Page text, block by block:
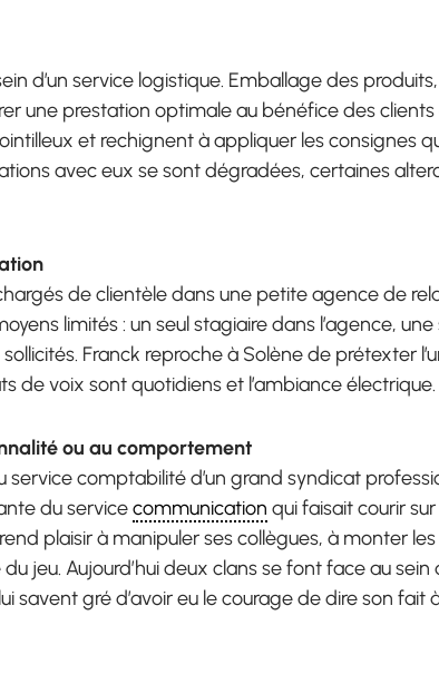
d’un service logistique. Emballage des
une prestation optimale au bénéfice des
et rechignent à appliquer les consignes
avec eux se sont dégradées, certaines
de clientèle dans une petite agence de
limités : un seul stagiaire dans l’agence,
Franck reproche à Solène de prétexter
de voix sont quotidiens et l’ambiance électrique.
ou au comportement
service comptabilité d’un grand syndicat
du servicecommunication qui faisait courir
plaisir à manipuler ses collègues, à monter
jeu. Aujourd’hui deux clans se font face au sein
savent gré d’avoir eu le courage de dire son fait